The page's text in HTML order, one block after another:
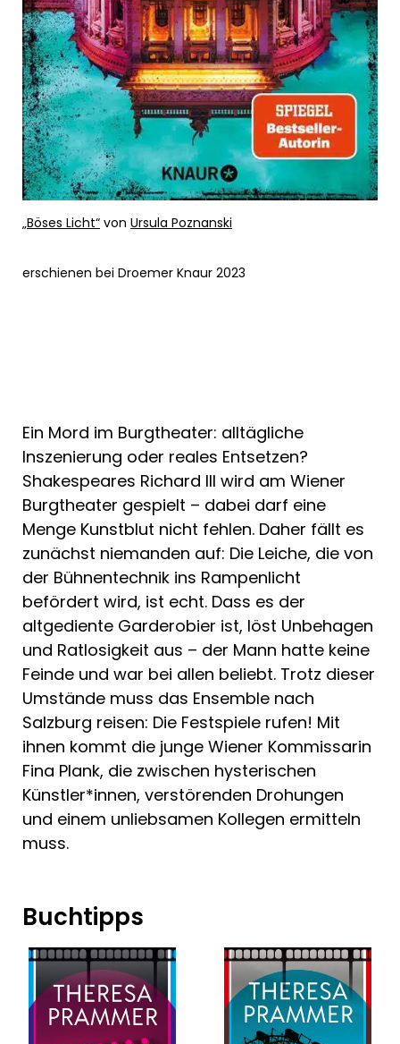
„Böses Licht“ von Ursula Poznanski
erschienen bei Droemer Knaur 2023
Ein Mord im Burgtheater: alltägliche
Inszenierung oder reales Entsetzen?
Shakespeares Richard III wird am Wiener
Burgtheater gespielt – dabei darf eine
Menge Kunstblut nicht fehlen. Daher fällt es
zunächst niemanden auf: Die Leiche, die von
der Bühnentechnik ins Rampenlicht
befördert wird, ist echt. Dass es der
altgediente Garderobier ist, löst Unbehagen
und Ratlosigkeit aus – der Mann hatte keine
Feinde und war bei allen beliebt. Trotz dieser
Umstände muss das Ensemble nach
Salzburg reisen: Die Festspiele rufen! Mit
ihnen kommt die junge Wiener Kommissarin
Fina Plank, die zwischen hysterischen
Künstler*innen, verstörenden Drohungen
und einem unliebsamen Kollegen ermitteln
muss.
Buchtipps